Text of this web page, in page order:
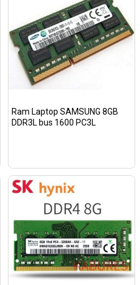
Ram Laptop SAMSUNG 8GB
DDR3L bus 1600 PC3L